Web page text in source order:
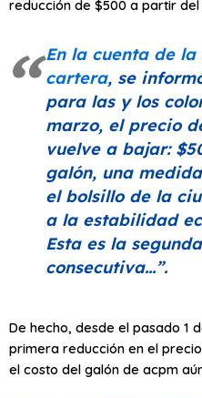
reducción de $500 a partir del
En la cuenta de
cartera, se
para las y los
marzo, el precio
vuelve a bajar:
galón, una
el bolsillo de la
a la estabilidad
Esta es la
consecutiva…”.
De hecho, desde el pasado
primera reducción en el
el costo del galón de acpm